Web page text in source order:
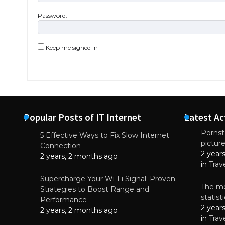
Password:
Keep me signed in
Popular Posts of IT Internet
5 Effective Ways to Fix Slow Internet
Connection
2 years, 2 months ago
Supercharge Your Wi-Fi Signal: Proven
Strategies to Boost Range and
Performance
2 years, 2 months ago
Latest
2
in
The
2
in
NEWS
Why
Essential